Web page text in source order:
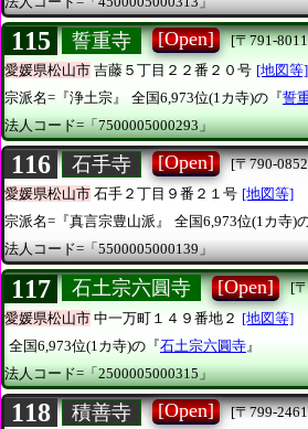
115 誓重寺 [Open]
[〒791-
愛媛県松山市 吉藤５丁目２２番２０号 [地図等]
宗派名=『浄土宗』
全国6,973位(1カ寺)の『誓
法人コード=「7500005000293」
116 石手寺 [Open]
[〒790-
愛媛県松山市 石手２丁目９番２１号 [地図等]
宗派名=『真言宗豊山派』
全国6,973位(1カ寺)
法人コード=「5500005000139」
117 石土宗六圓寺 [Open]
[
愛媛県松山市 中一万町１４９番地２ [地図等]
全国6,973位(1カ寺)の『石土宗六圓寺 』
法人コード=「2500005000315」
118 積善寺 [Open]
[〒799-